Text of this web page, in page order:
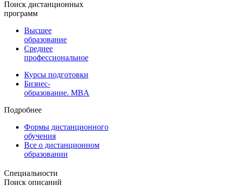
Поиск дистанционных
программ
Высшее
образование
Среднее
профессиональное
Курсы подготовки
Бизнес-
образование. MBA
Подробнее
Формы дистанционного
обучения
Все о дистанционном
образовании
Специальности
Поиск описаний